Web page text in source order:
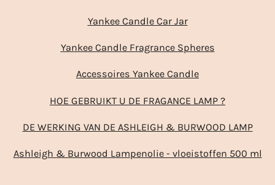
Yankee Candle Car Jar
Yankee Candle Fragrance Spheres
Accessoires Yankee Candle
HOE GEBRUIKT U DE FRAGANCE LAMP ?
DE WERKING VAN DE ASHLEIGH & BURWOOD LAMP
Ashleigh & Burwood Lampenolie - vloeistoffen 500 ml